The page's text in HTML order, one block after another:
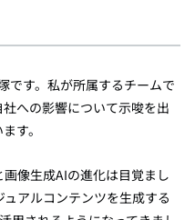
です。私が所属するチームで
への影響について示唆を出
す。
像生成AIの進化は目覚まし
アルコンテンツを生成する